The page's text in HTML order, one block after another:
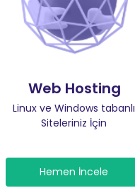
Web Hosting
Linux ve Windows tabanlı
Siteleriniz İçin
Hemen İncele